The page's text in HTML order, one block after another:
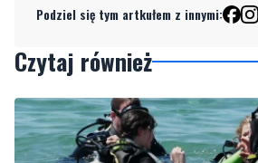
Podziel się tym artkułem z innymi:
Czytaj również